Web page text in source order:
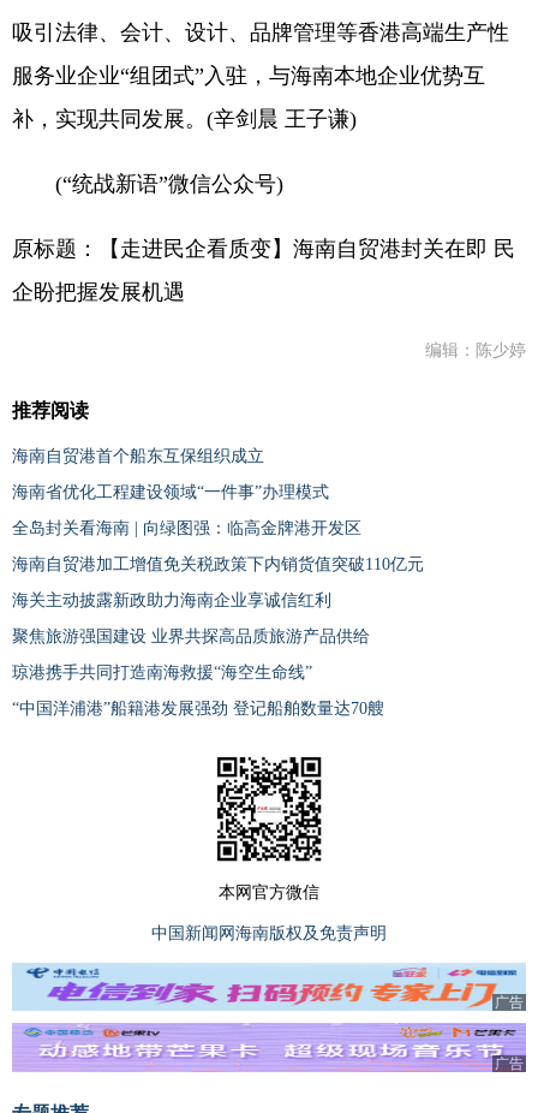
吸引法律、会计、设计、品牌管理等香港高端生产性
服务业企业“组团式”入驻，与海南本地企业优势互
补，实现共同发展。(辛剑晨 王子谦)
(“统战新语”微信公众号)
原标题：【走进民企看质变】海南自贸港封关在即 民
企盼把握发展机遇
编辑：陈少婷
推荐阅读
海南自贸港首个船东互保组织成立
海南省优化工程建设领域“一件事”办理模式
全岛封关看海南 | 向绿图强：临高金牌港开发区
海南自贸港加工增值免关税政策下内销货值突破110亿元
海关主动披露新政助力海南企业享诚信红利
聚焦旅游强国建设 业界共探高品质旅游产品供给
琼港携手共同打造南海救援“海空生命线”
“中国洋浦港”船籍港发展强劲 登记船舶数量达70艘
本网官方微信
中国新闻网海南版权及免责声明
广告
广告